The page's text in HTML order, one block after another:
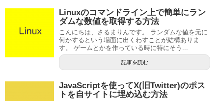
Linuxのコマンドライン上で簡単にラン
ダムな数値を取得する方法
こんにちは、さるまりんです。 ランダムな値を元に
何かするという場面に出くわすことが結構ありま
す。 ゲームとかを作っている時に特にそう...
記事を読む
JavaScriptを使ってX(旧Twitter)のポス
トを自サイトに埋め込む方法